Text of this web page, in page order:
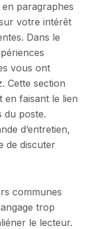
paragraphes
votre intérêt
Dans le
vous ont
Cette section
en faisant le lien
du poste.
d’entretien,
de discuter
communes
trop
le lecteur.